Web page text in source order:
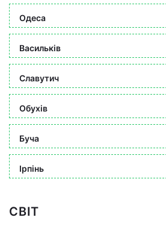
Одеса
Васильків
Славутич
Обухів
Буча
Ірпінь
СВІТ